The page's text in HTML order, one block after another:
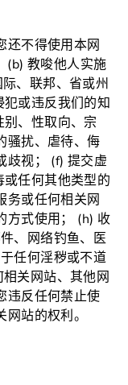
还不得使用本网
(b) 教唆他人实施
、联邦、省或州
或违反我们的知
、性取向、宗
骚扰、虐待、侮
歧视； (f) 提交虚
任何其他类型的
务或任何相关网
方式使用； (h) 收
、网络钓鱼、医
任何淫秽或不道
关网站、其他网
违反任何禁止使
站的权利。